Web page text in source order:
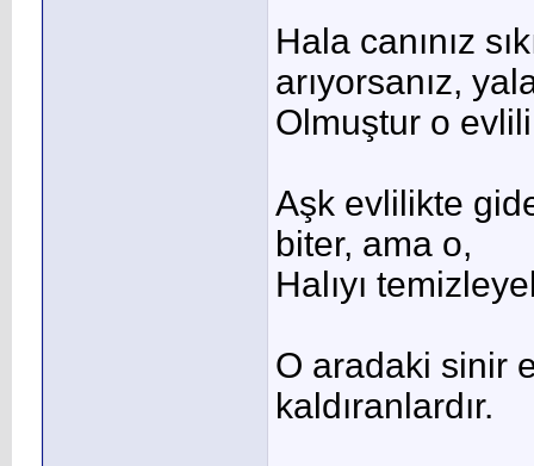
Hala canınız
arıyorsanız,
Olmuştur o
Aşk evlilikte
biter, ama o,
Halıyı
O aradaki sinir
kaldıranlardır.